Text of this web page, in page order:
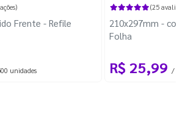
Frente - Refile
unidades
(25
210x297mm -
Folha
R$ 25,99 / 1